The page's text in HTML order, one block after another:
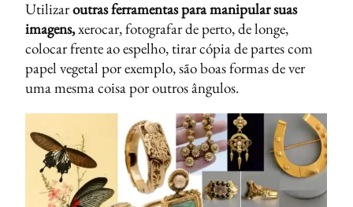
Utilizaroutras ferramentas para manipular suas
imagens,xerocar, fotografar de perto, de longe,
colocar frente ao espelho, tirar cópia de partes com
papel vegetal por exemplo, são boas formas de ver
uma mesma coisa por outros ângulos.